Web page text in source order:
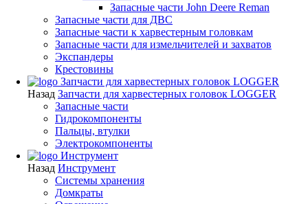
Запасные части John Deere Reman
Запасные части для ДВС
Запасные части к харвестерным головкам
Запасные части для измельчителей и захватов
Экспандеры
Крестовины
Запчасти для харвестерных головок LOGGER
Назад Запчасти для харвестерных головок LOGGER
Запасные части
Гидрокомпоненты
Пальцы, втулки
Электрокомпоненты
Инструмент
Назад Инструмент
Системы хранения
Домкраты